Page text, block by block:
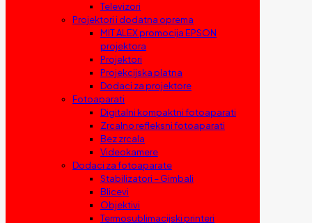
Televizori
Projektori i dodatna oprema
MIT ALEX promocija EPSON
projektora
Projektori
Projekcijska platna
Dodaci za projektore
Fotoaparati
Digitalni kompaktni fotoaparati
Zrcalno refleksni fotoaparati
Bez zrcala
Videokamere
Dodaci za fotoaparate
Stabilizatori – Gimbali
Blicevi
Objektivi
Termosublimacijski printeri